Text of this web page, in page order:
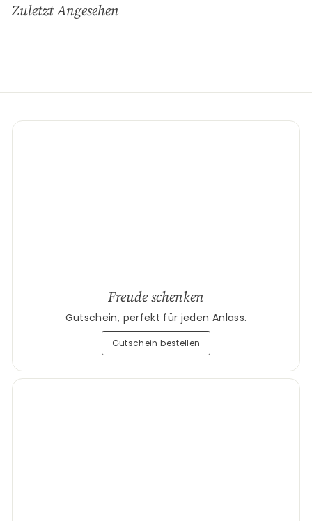
Zuletzt Angesehen
Freude schenken
Gutschein, perfekt für jeden Anlass.
Gutschein bestellen